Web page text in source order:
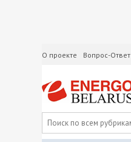
О проекте Вопрос-Ответ